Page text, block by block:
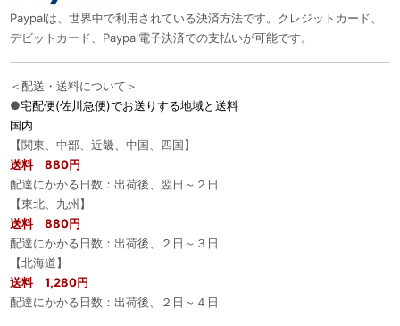
Paypalは、世界中で利用されている決済方法です。クレジットカード、
デビットカード、Paypal電子決済での支払いが可能です。
＜配送・送料について＞
●宅配便(佐川急便)でお送りする地域と送料
国内
【関東、中部、近畿、中国、四国】
送料 880円
配達にかかる日数：出荷後、翌日～２日
【東北、九州】
送料 880円
配達にかかる日数：出荷後、２日～３日
【北海道】
送料 1,280円
配達にかかる日数：出荷後、２日～４日